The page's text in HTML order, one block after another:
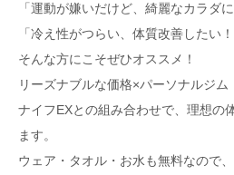
「運動が嫌いだけど、綺麗なカラダ
「冷え性がつらい、体質改善したい！
そんな方にこそぜひオススメ！
リーズナブルな価格×パーソナルジ
ナイフEXとの組み合わせで、理想の
ます。
ウェア・タオル・お水も無料なので